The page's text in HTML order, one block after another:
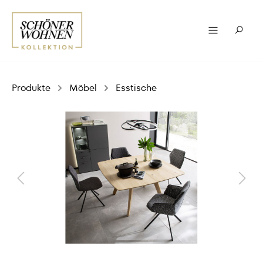
Produkte Möbel Esstische